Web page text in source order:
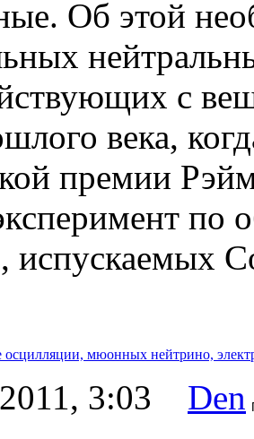
Об этой
с
века,
премии
по
испускаемых
мюонных нейтрино,
3:03 Den